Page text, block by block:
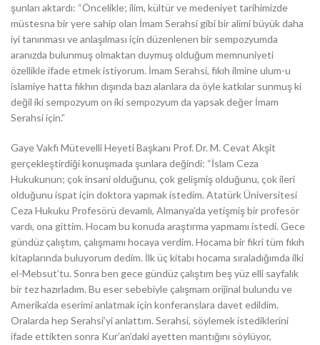
şunları aktardı: “Öncelikle; ilim, kültür ve medeniyet tarihimizde
müstesna bir yere sahip olan İmam Serahsi gibi bir alimi büyük daha
iyi tanınması ve anlaşılması için düzenlenen bir sempozyumda
aranızda bulunmuş olmaktan duymuş olduğum memnuniyeti
özellikle ifade etmek istiyorum. İmam Serahsi, fıkıh ilmine ulum-u
islamiye hatta fıkhın dışında bazı alanlara da öyle katkılar sunmuş ki
değil iki sempozyum on iki sempozyum da yapsak değer İmam
Serahsi için.”
Gaye Vakfı Mütevelli Heyeti Başkanı Prof. Dr. M. Cevat Akşit
gerçekleştirdiği konuşmada şunlara değindi: “İslam Ceza
Hukukunun; çok insani olduğunu, çok gelişmiş olduğunu, çok ileri
olduğunu ispat için doktora yapmak istedim. Atatürk Üniversitesi
Ceza Hukuku Profesörü devamlı, Almanya’da yetişmiş bir profesör
vardı, ona gittim. Hocam bu konuda araştırma yapmamı istedi. Gece
gündüz çalıştım, çalışmamı hocaya verdim. Hocama bir fikri tüm fıkıh
kitaplarında buluyorum dedim. İlk üç kitabı hocama sıraladığımda ilki
el-Mebsut’tu. Sonra ben gece gündüz çalıştım beş yüz elli sayfalık
bir tez hazırladım. Bu eser sebebiyle çalışmam orijinal bulundu ve
Amerika’da eserimi anlatmak için konferanslara davet edildim.
Oralarda hep Serahsi’yi anlattım. Serahsi, söylemek istediklerini
ifade ettikten sonra Kur’an’daki ayetten mantığını söylüyor,